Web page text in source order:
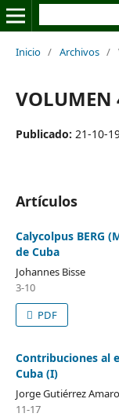
Inicio / Archivos /
VOLUMEN
Publicado: 21-10-
Artículos
Calycolpus BERG
de Cuba
Johannes Bisse
3-10
PDF
Contribuciones al
Cuba (I)
Jorge Gutiérrez Amaro
11-17